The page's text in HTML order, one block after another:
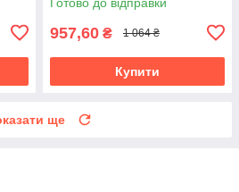
957,60 ₴ 1 064 ₴
Купити
ще